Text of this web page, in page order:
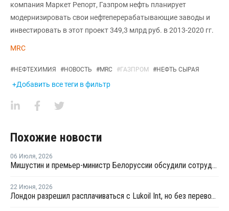
компания Маркет Репорт, Газпром нефть планирует
модернизировать свои нефтеперерабатывающие заводы и
инвестировать в этот проект 349,3 млрд руб. в 2013-2020 гг.
MRC
#НЕФТЕХИМИЯ #НОВОСТЬ #MRC #ГАЗПРОМ #НЕФТЬ СЫРАЯ
+Добавить все теги в фильтр
Похожие новости
06 Июля, 2026
Мишустин и премьер-министр Белоруссии обсудили сотрудничество РФ и Белоруссии в сфере углеводородов
22 Июня, 2026
Лондон разрешил расплачиваться с Lukoil Int, но без перевода средств Лукойлу